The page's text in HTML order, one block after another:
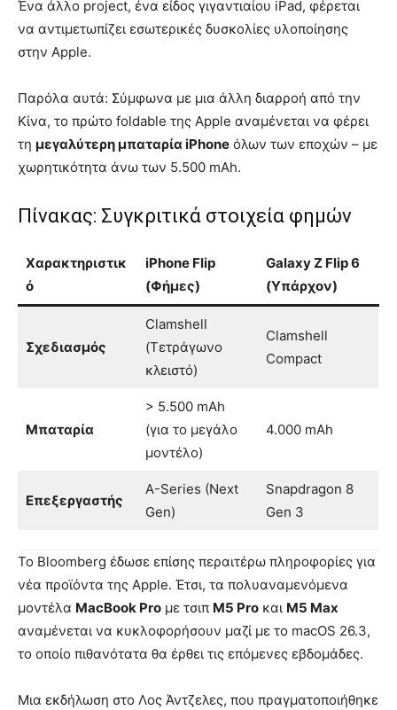
Ένα άλλο project, ένα είδος γιγαντιαίου iPad, φέρεται
να αντιμετωπίζει εσωτερικές δυσκολίες υλοποίησης
στην Apple.
Παρόλα αυτά: Σύμφωνα με μια άλλη διαρροή από την
Κίνα, το πρώτο foldable της Apple αναμένεται να φέρει
τη μεγαλύτερη μπαταρία iPhone όλων των εποχών – με
χωρητικότητα άνω των 5.500 mAh.
Πίνακας: Συγκριτικά στοιχεία φημών
Χαρακτηριστικ
ό
iPhone Flip
(Φήμες)
Galaxy Z Flip 6
(Υπάρχον)
Σχεδιασμός
Clamshell
(Τετράγωνο
κλειστό)
Clamshell
Compact
Μπαταρία
> 5.500 mAh
(για το μεγάλο
μοντέλο)
4.000 mAh
Επεξεργαστής
A-Series (Next
Gen)
Snapdragon 8
Gen 3
Το Bloomberg έδωσε επίσης περαιτέρω πληροφορίες για
νέα προϊόντα της Apple. Έτσι, τα πολυαναμενόμενα
μοντέλα MacBook Pro με τσιπ M5 Pro και M5 Max
αναμένεται να κυκλοφορήσουν μαζί με το macOS 26.3,
το οποίο πιθανότατα θα έρθει τις επόμενες εβδομάδες.
Μια εκδήλωση στο Λος Άντζελες, που πραγματοποιήθηκε